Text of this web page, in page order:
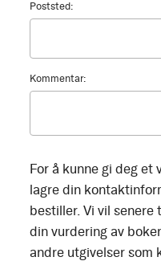
Poststed:
Kommentar:
For å kunne gi deg et
lagre din
bestiller. Vi vil
din vurdering av
andre utgivelser som